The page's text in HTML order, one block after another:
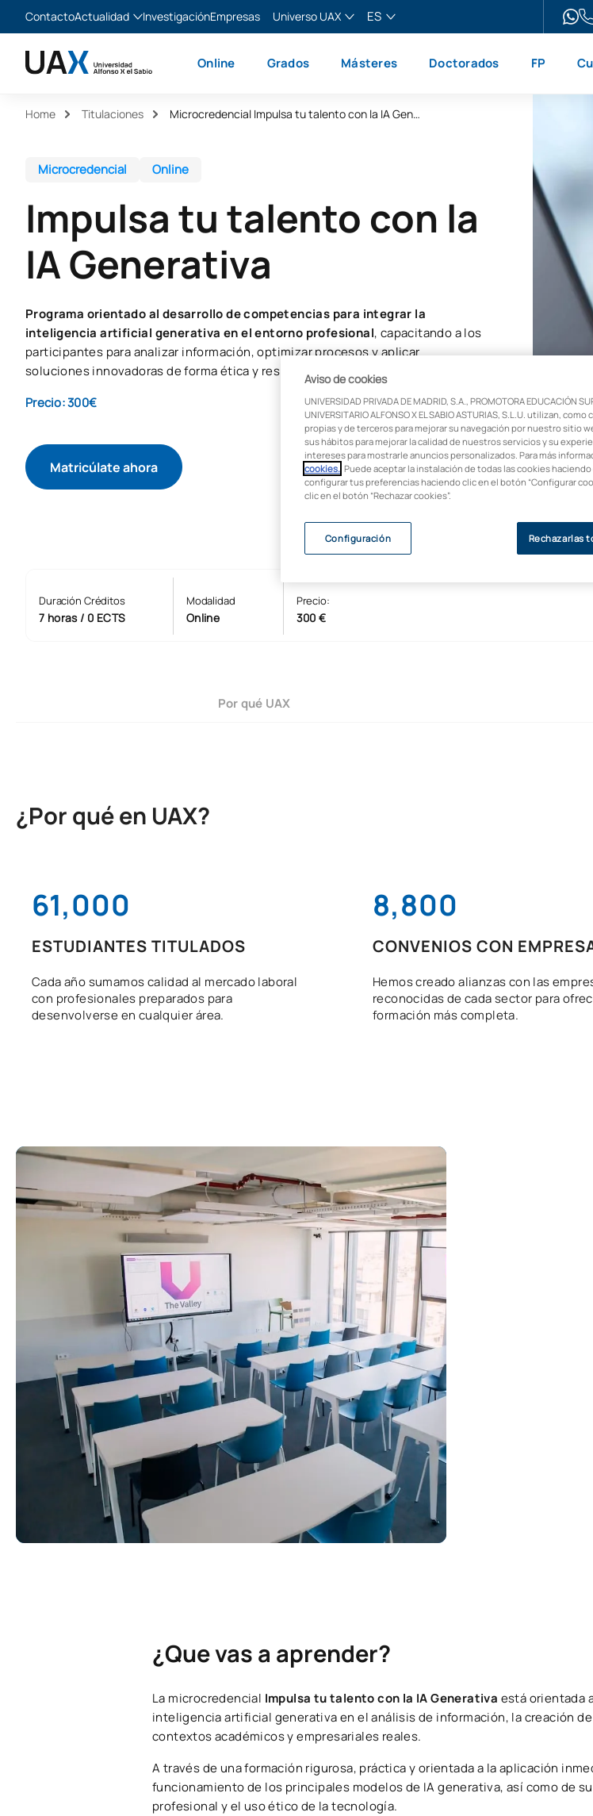
ContactoActualidad
Noticias
InvestigaciónEmpresas
Universo UAX
XTART
ES
English
Italiano
Online Grados Másteres Doctorados FP
Home Titulaciones Microcredencial Impulsa tu talento con la IA Generativa
Microcredencial Online
Impulsa tu talento con la
IA Generativa
Programa orientado al desarrollo de competencias para integrar la
inteligencia artificial generativa en el entorno profesional, capacitando a los
participantes para analizar información, optimizar procesos y aplicar
soluciones innovadoras de forma ética y responsable.
Precio: 300€
Matricúlate ahora
Duración Créditos
7 horas / 0 ECTS
Modalidad
Online
Precio:
300 €
Por qué UAX
¿Por qué en UAX?
61,000
ESTUDIANTES TITULADOS
Cada año sumamos calidad al mercado laboral
con profesionales preparados para
desenvolverse en cualquier área.
8,800
CONVENIOS CON
Hemos creado alianzas con las
reconocidas de cada sector para
formación más completa.
¿Que vas a aprender?
La microcredencial Impulsa tu talento con la IA Generativa está orientada
inteligencia artificial generativa en el análisis de información, la creación
contextos académicos y empresariales reales.
A través de una formación rigurosa, práctica y orientada a la aplicación
funcionamiento de los principales modelos de IA generativa, así como de
profesional y el uso ético de la tecnología.
Aviso de cookies
UNIVERSIDAD PRIVADA DE MADRID, S.A., PROMOTORA EDUCACIÓN
UNIVERSITARIO ALFONSO X EL SABIO ASTURIAS, S.L.U. utilizan,
propias y de terceros para mejorar su navegación por nuestro sitio
sus hábitos para mejorar la calidad de nuestros servicios y su
intereses para mostrarle anuncios personalizados. Para más
cookies. . Puede aceptar la instalación de todas las cookies
configurar tus preferencias haciendo clic en el botón “Configurar
clic en el botón “Rechazar cookies”.
Rechazarlas
Configuración